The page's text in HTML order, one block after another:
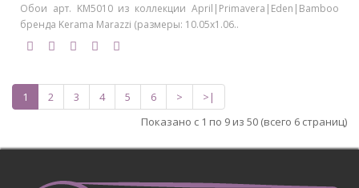
Обои арт. KM5010 из коллекции April|Primavera|Eden|Bamboo
бренда Kerama Marazzi (размеры: 10.05х1.06..
1 2 3 4 5 6 >
>|
Показано с 1 по 9 из 50 (всего 6 страниц)